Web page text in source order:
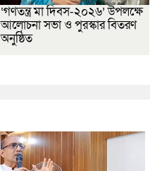
‘গণতন্ত্র মা দিবস-২০২৬’ উপলক্ষে
আলোচনা সভা ও পুরস্কার বিতরণ
অনুষ্ঠিত